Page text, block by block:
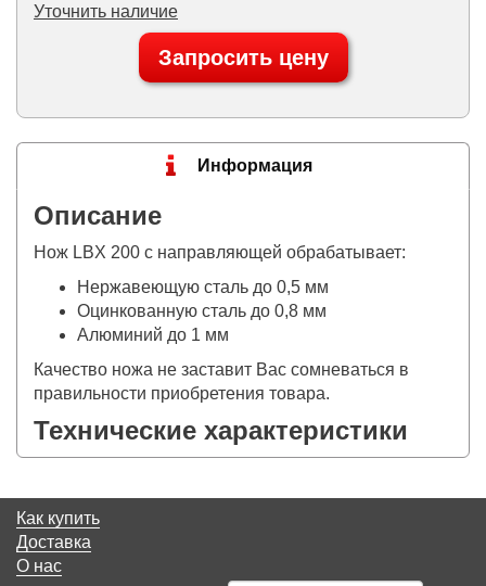
Уточнить наличие
Запросить цену
Информация
Описание
Нож LBX 200 с направляющей обрабатывает:
Нержавеющую сталь до 0,5 мм
Оцинкованную сталь до 0,8 мм
Алюминий до 1 мм
Качество ножа не заставит Вас сомневаться в
правильности приобретения товара.
Технические характеристики
Как купить
Доставка
О нас